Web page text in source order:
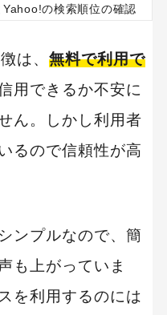
の検索順位の確認
は、無料で利用で
用できるか不安に
ん。しかし利用者
るので信頼性が高
ンプルなので、簡
も上がっていま
を利用するのには